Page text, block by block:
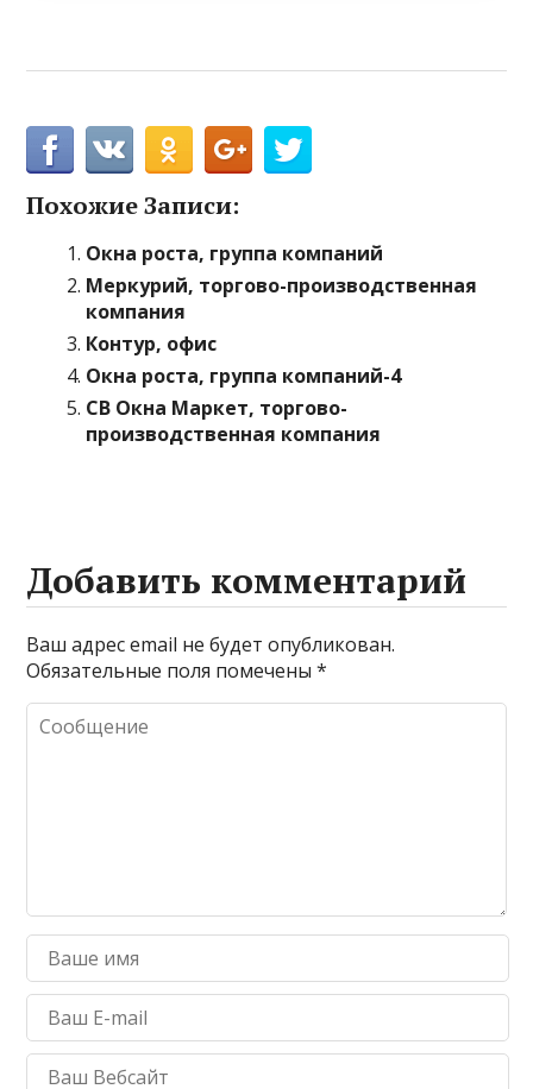
Похожие Записи:
Окна роста, группа компаний
Меркурий, торгово-производственная
компания
Контур, офис
Окна роста, группа компаний-4
СВ Окна Маркет, торгово-
производственная компания
Добавить комментарий
Ваш адрес email не будет опубликован.
Обязательные поля помечены*